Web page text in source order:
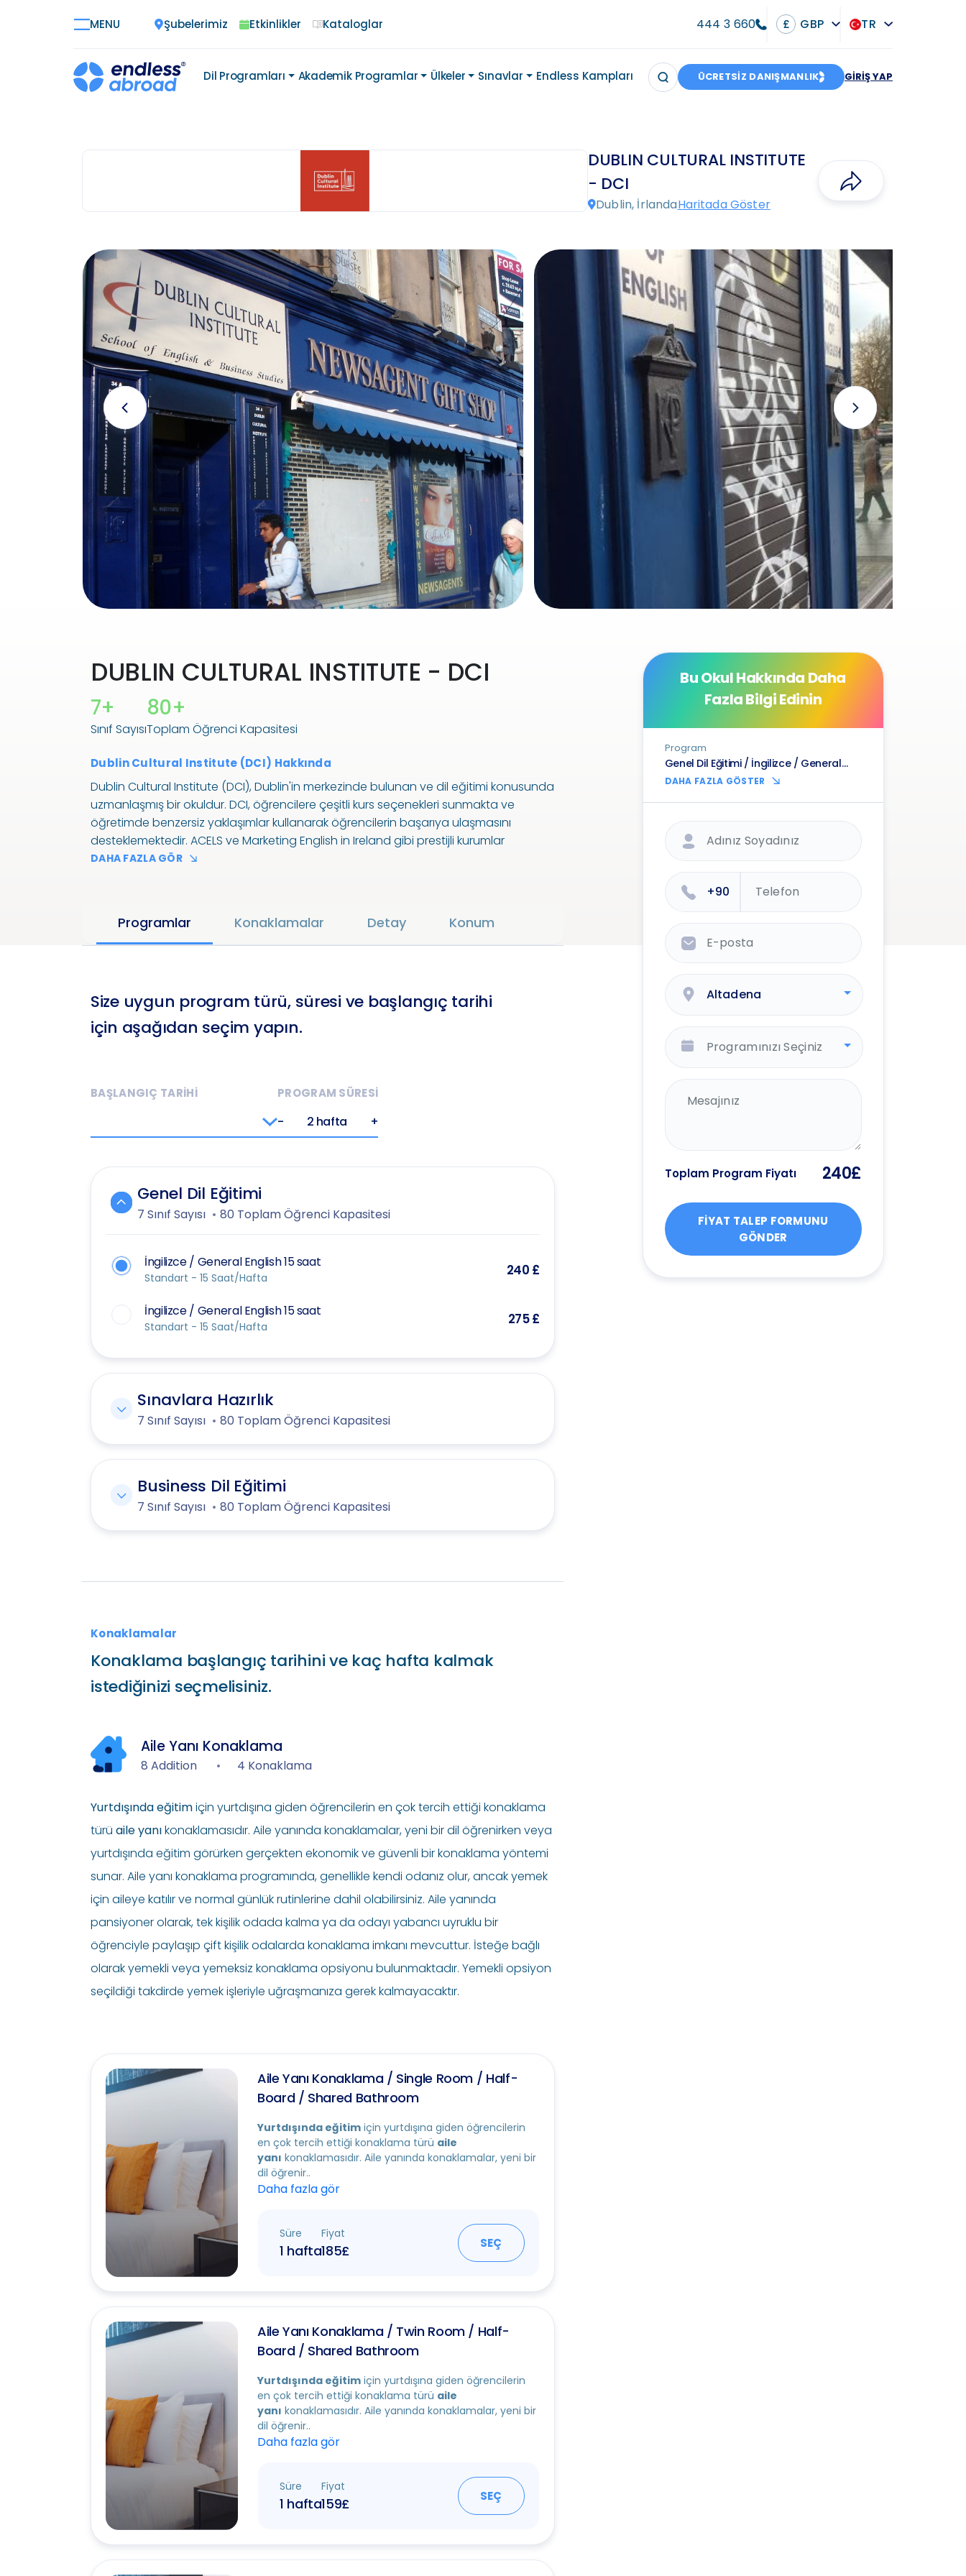
MENU Şubelerimiz Etkinlikler Kataloglar 444 3 660 £ GBP TR
Dil Programları Akademik Programlar Ülkeler Sınavlar Endless Kampları ÜCRETSİZ DANIŞMANLIK GİRİŞ YAP
DUBLIN CULTURAL INSTITUTE
- DCI
Dublin, İrlandaHaritada Göster
DUBLIN CULTURAL INSTITUTE - DCI
7+
Sınıf Sayısı
80+
Toplam Öğrenci Kapasitesi
Dublin Cultural Institute (DCI) Hakkında
Dublin Cultural Institute (DCI), Dublin'in merkezinde bulunan ve dil eğitimi konusunda
uzmanlaşmış bir okuldur. DCI, öğrencilere çeşitli kurs seçenekleri sunmakta ve
öğretimde benzersiz yaklaşımlar kullanarak öğrencilerin başarıya ulaşmasını
desteklemektedir. ACELS ve Marketing English in Ireland gibi prestijli kurumlar
tarafından akredite edilen DCI, yüksek kaliteli eğitim standartlarını garanti
DAHA FAZLA GÖR
Programlar Konaklamalar Detay Konum
Size uygun program türü, süresi ve başlangıç tarihi
için aşağıdan seçim yapın.
BAŞLANGIÇ TARİHİ PROGRAM SÜRESİ
- 2 hafta +
Genel Dil Eğitimi
7 Sınıf Sayısı 80 Toplam Öğrenci Kapasitesi
İngilizce / General English 15 saat
Standart - 15 Saat/Hafta 240 £
İngilizce / General English 15 saat
Standart - 15 Saat/Hafta 275 £
Sınavlara Hazırlık
7 Sınıf Sayısı 80 Toplam Öğrenci Kapasitesi
Business Dil Eğitimi
7 Sınıf Sayısı 80 Toplam Öğrenci Kapasitesi
Konaklamalar
Konaklama başlangıç tarihini ve kaç hafta kalmak
istediğinizi seçmelisiniz.
Aile Yanı Konaklama
8 Addition 4 Konaklama
Yurtdışında eğitimiçin yurtdışına giden öğrencilerin en çok tercih ettiği konaklama
türü aile yanıkonaklamasıdır. Aile yanında konaklamalar, yeni bir dil öğrenirken veya
yurtdışında eğitim görürken gerçekten ekonomik ve güvenli bir konaklama yöntemi
sunar. Aile yanı konaklama programında, genellikle kendi odanız olur, ancak yemek
için aileye katılır ve normal günlük rutinlerine dahil olabilirsiniz. Aile yanında
pansiyoner olarak, tek kişilik odada kalma ya da odayı yabancı uyruklu bir
öğrenciyle paylaşıp çift kişilik odalarda konaklama imkanı mevcuttur. İsteğe bağlı
olarak yemekli veya yemeksiz konaklama opsiyonu bulunmaktadır. Yemekli opsiyon
seçildiği takdirde yemek işleriyle uğraşmanıza gerek kalmayacaktır.
Aile Yanı Konaklama / Single Room / Half-
Board / Shared Bathroom
Yurtdışında eğitim için yurtdışına giden öğrencilerin
en çok tercih ettiği konaklama türü aile
yanı konaklamasıdır. Aile yanında konaklamalar, yeni bir
dil öğrenir..
Daha fazla gör
Süre
1 hafta
Fiyat
185£ SEÇ
Aile Yanı Konaklama / Twin Room / Half-
Board / Shared Bathroom
Yurtdışında eğitim için yurtdışına giden öğrencilerin
en çok tercih ettiği konaklama türü aile
yanı konaklamasıdır. Aile yanında konaklamalar, yeni bir
dil öğrenir..
Daha fazla gör
Süre
1 hafta
Fiyat
159£ SEÇ
Bu Okul Hakkında Daha
Fazla Bilgi Edinin
Program
Genel Dil Eğitimi / İngilizce / General
English 15 saat / Öğleden Sonra /
DAHA FAZLA GÖSTER
Altadena
Programınızı Seçiniz
Toplam Program Fiyatı 240£
FİYAT TALEP FORMUNU
GÖNDER